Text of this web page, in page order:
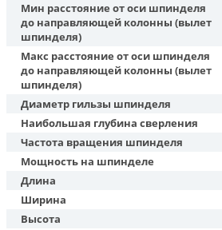
Мин расстояние от оси шпинделя
до направляющей колонны (вылет
шпинделя)
Макс расстояние от оси шпинделя
до направляющей колонны (вылет
шпинделя)
Диаметр гильзы шпинделя
Наибольшая глубина сверления
Частота вращения шпинделя
Мощность на шпинделе
Длина
Ширина
Высота